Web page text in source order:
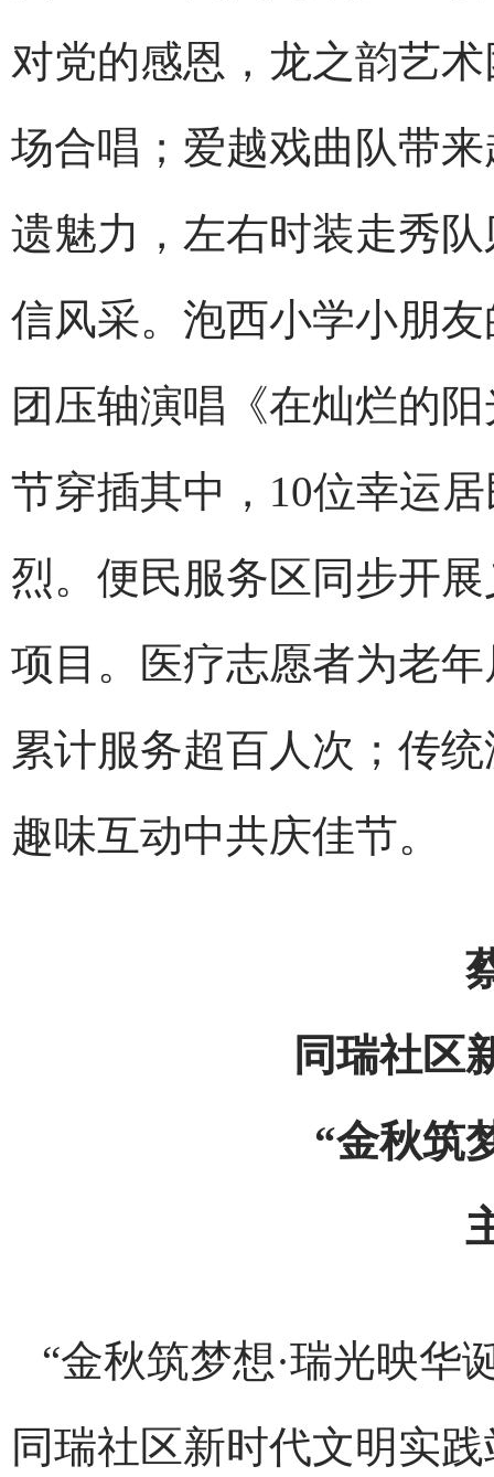
对党的感恩，龙之韵艺
场合唱；爱越戏曲队带
遗魅力，左右时装走秀
信风采。泡西小学小朋
团压轴演唱《在灿烂的
节穿插其中，10位幸运
烈。便民服务区同步开
项目。医疗志愿者为老
累计服务超百人次；传
趣味互动中共庆佳节。
同瑞社区
“金秋筑
“金秋筑梦想·瑞光映华
同瑞社区新时代文明实